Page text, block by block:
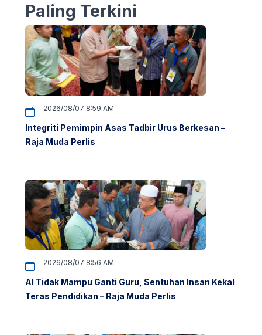
Paling Terkini
2026/08/07 8:59 AM
Integriti Pemimpin Asas Tadbir Urus Berkesan –
Raja Muda Perlis
2026/08/07 8:56 AM
AI Tidak Mampu Ganti Guru, Sentuhan Insan Kekal
Teras Pendidikan – Raja Muda Perlis